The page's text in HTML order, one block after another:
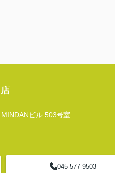
ビル 503号室
045-577-9503